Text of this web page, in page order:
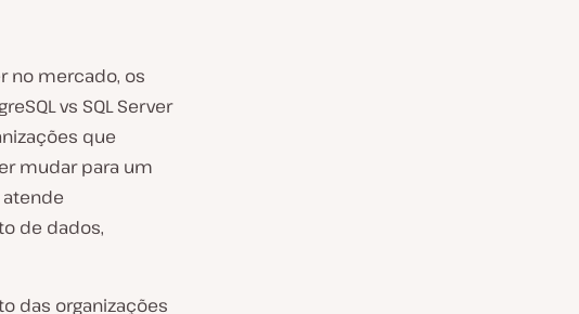
no mercado, os
vs SQL Server
que
mudar para um
atende
de dados,
das organizações